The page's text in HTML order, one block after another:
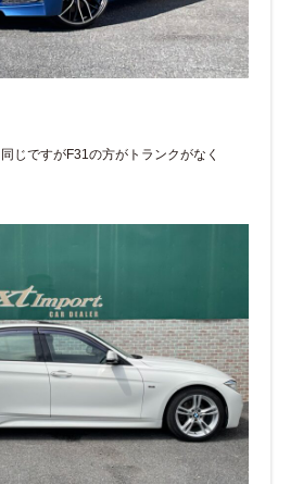
じですがF31の方がトランクがなく